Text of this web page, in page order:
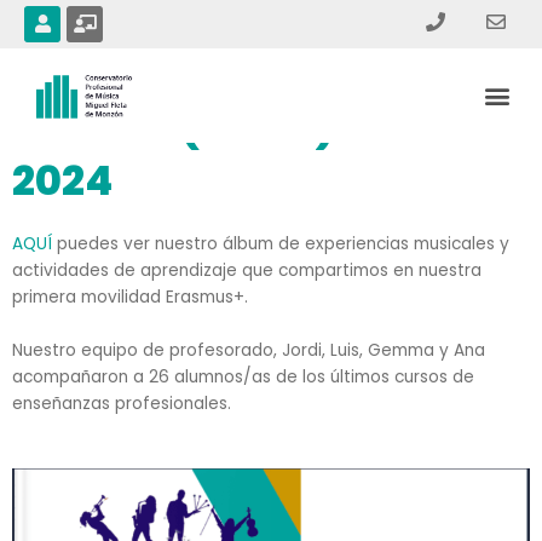
U
s
e
C
h
a
k
b
o
d
-
a
c
e
Matera (Italia) Febrero
2024
AQUÍ puedes ver nuestro álbum de experiencias musicales y
actividades de aprendizaje que compartimos en nuestra
primera movilidad Erasmus+.
Nuestro equipo de profesorado, Jordi, Luis, Gemma y Ana
acompañaron a 26 alumnos/as de los últimos cursos de
enseñanzas profesionales.